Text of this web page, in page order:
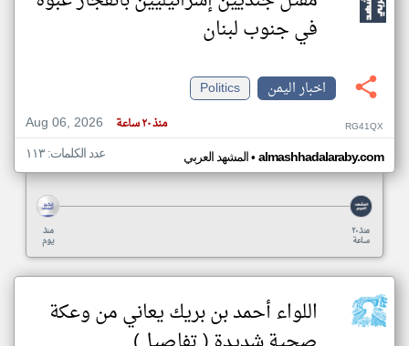
في جنوب لبنان
اخبار اليمن
Politics
Aug 06, 2026
منذ ٢٠ ساعة RG41QX
المشهد العربي• almashhadalaraby.com عدد الكلمات: ١١٣
منذ
يوم
منذ ٢٠
ساعة
اللواء أحمد بن بريك يعاني من وعكة